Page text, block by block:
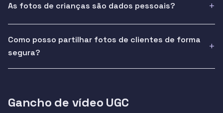
As fotos de crianças são dados pessoais?
Como posso partilhar fotos de clientes de forma
segura?
Gancho de vídeo UGC